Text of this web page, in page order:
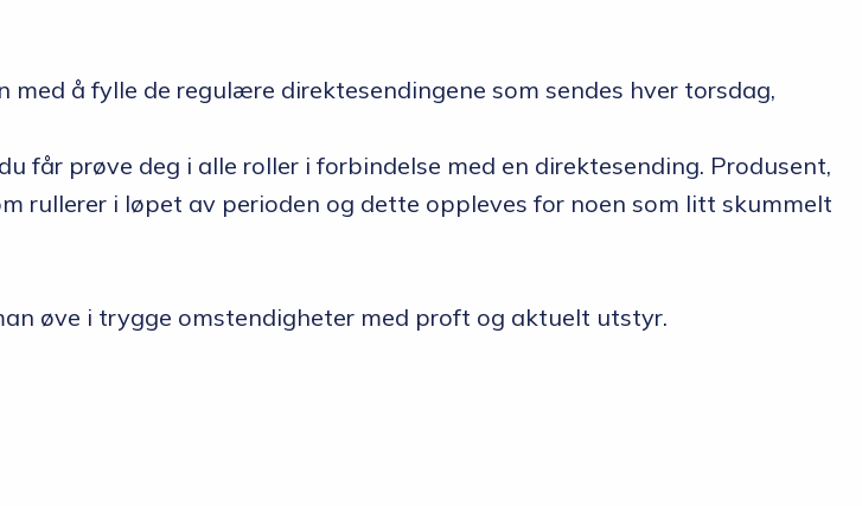
å fylle de regulære direktesendingene som sendes hver torsdag,
får prøve deg i alle roller i forbindelse med en direktesending. Produsent,
rullerer i løpet av perioden og dette oppleves for noen som litt skummelt
øve i trygge omstendigheter med proft og aktuelt utstyr.